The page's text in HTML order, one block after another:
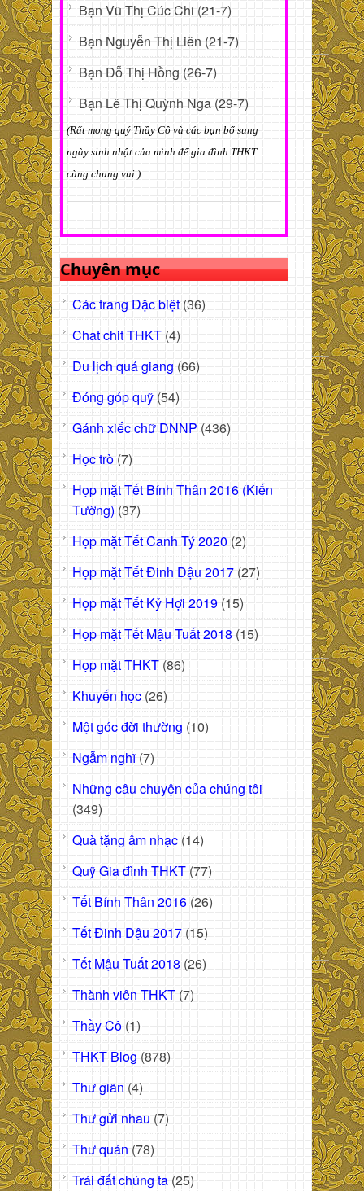
Bạn Vũ Thị Cúc Chi (21-7)
Bạn Nguyễn Thị Liên (21-7)
Bạn Đỗ Thị Hồng (26-7)
Bạn Lê Thị Quỳnh Nga (29-7)
(Rất mong quý Thầy Cô và các bạn bổ sung
ngày sinh nhật của mình để gia đình THKT
cùng chung vui.)
Chuyên mục
Các trang Đặc biệt (36)
Chat chit THKT (4)
Du lịch quá giang (66)
Đóng góp quỹ (54)
Gánh xiếc chữ DNNP (436)
Học trò (7)
Họp mặt Tết Bính Thân 2016 (Kiến
Tường) (37)
Họp mặt Tết Canh Tý 2020 (2)
Họp mặt Tết Đinh Dậu 2017 (27)
Họp mặt Tết Kỷ Hợi 2019 (15)
Họp mặt Tết Mậu Tuất 2018 (15)
Họp mặt THKT (86)
Khuyến học (26)
Một góc đời thường (10)
Ngẫm nghĩ(7)
Những câu chuyện của chúng tôi
(349)
Quà tặng âm nhạc (14)
Quỹ Gia đình THKT (77)
Tết Bính Thân 2016 (26)
Tết Đinh Dậu 2017 (15)
Tết Mậu Tuất 2018 (26)
Thành viên THKT (7)
Thầy Cô (1)
THKT Blog (878)
Thư giãn (4)
Thư gửi nhau (7)
Thư quán (78)
Trái đất chúng ta (25)